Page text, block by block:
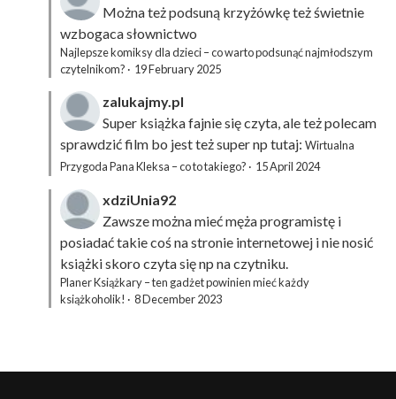
Można też podsuną krzyżówkęteż świetnie
wzbogaca słownictwo
Najlepsze komiksy dla dzieci – co warto podsunąć najmłodszym
czytelnikom? · 19 February 2025
zalukajmy.pl
Super książka fajnie się czyta, ale też polecam
sprawdzić film bo jest też super np tutaj: Wirtualna
Przygoda Pana Kleksa – co to takiego? · 15 April 2024
xdziUnia92
Zawsze można mieć męża programistę i
posiadać takie coś na stronie internetowej i nie nosić
książki skoro czyta się np na czytniku.
Planer Książkary – ten gadżet powinien mieć każdy
książkoholik! · 8 December 2023